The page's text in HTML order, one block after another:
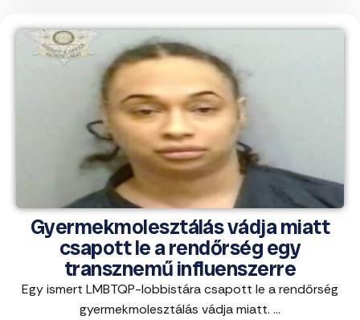
Gyermekmolesztálás vádja miatt
csapott le a rendőrség egy
transznemű influenszerre
Egy ismert LMBTQP-lobbistára csapott le a rendőrség
gyermekmolesztálás vádja miatt. ...